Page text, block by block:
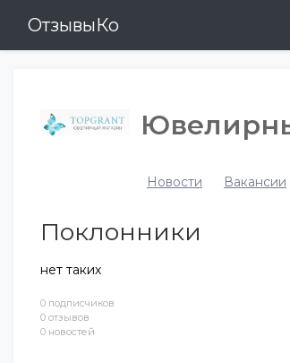
ОтзывыКо
0 подписчиков
0 отзывов
0 новостей
Новости Вакансии
Поклонники
нет таких